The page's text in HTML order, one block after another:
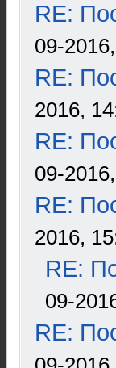
RE:
09-
RE:
2016,
RE:
09-
RE:
2016,
RE:
09-
RE: